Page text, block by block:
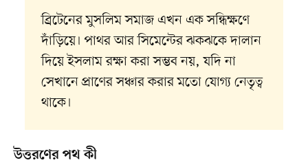
ব্রিটেনের মুসলিম সমাজ এখন এক সন্ধিক্ষণে
দাঁড়িয়ে। পাথর আর সিমেন্টের ঝকঝকে দালান
দিয়ে ইসলাম রক্ষা করা সম্ভব নয়, যদি না
সেখানে প্রাণের সঞ্চার করার মতো যোগ্য নেতৃত্ব
থাকে।
উত্তরণের পথ কী